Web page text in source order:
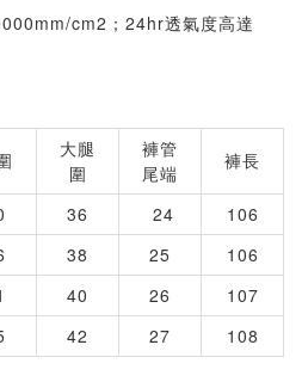
cm2；24hr透氣度高達
大腿
圍
褲管
尾端
褲長
36 24
106
38 25
106
40 26
107
42 27 108